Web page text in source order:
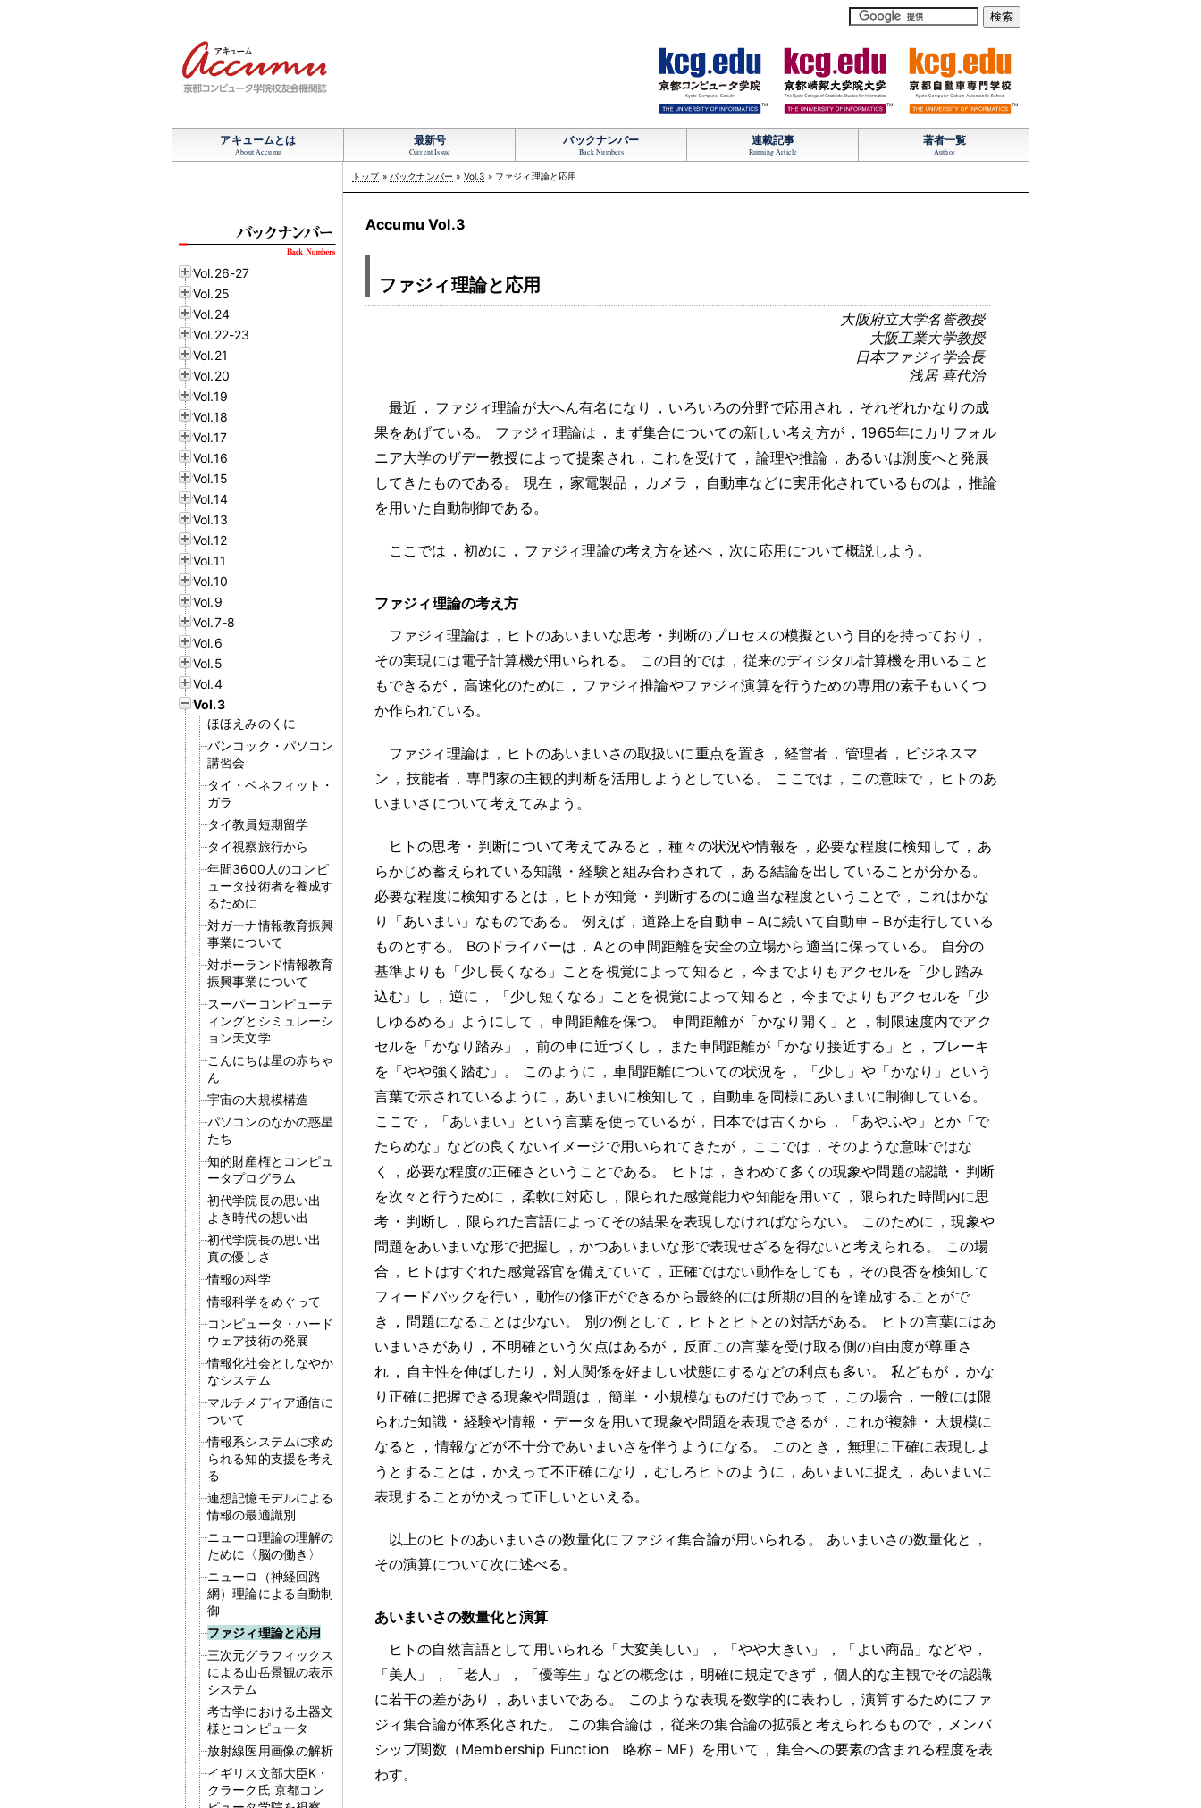
TM TM TM
アキュームとは
About Accumu
最新号
Current Issue
バックナンバー
Back Numbers
連載記事
Running Article
著者一覧
Author
Vol.26-27
Vol.25
Vol.24
Vol.22-23
Vol.21
Vol.20
Vol.19
Vol.18
Vol.17
Vol.16
Vol.15
Vol.14
Vol.13
Vol.12
Vol.11
Vol.10
Vol.9
Vol.7-8
Vol.6
Vol.5
Vol.4
Vol.3
ほほえみのくに
バンコック・パソコン
講習会
タイ・ベネフィット・
ガラ
タイ教員短期留学
タイ視察旅行から
年間3600人のコンピ
ュータ技術者を養成す
るために
対ガーナ情報教育振興
事業について
対ポーランド情報教育
振興事業について
スーパーコンピューテ
ィングとシミュレーシ
ョン天文学
こんにちは星の赤ちゃ
ん
宇宙の大規模構造
パソコンのなかの惑星
たち
知的財産権とコンピュ
ータプログラム
初代学院長の思い出
よき時代の想い出
初代学院長の思い出
真の優しさ
情報の科学
情報科学をめぐって
コンピュータ・ハード
ウェア技術の発展
情報化社会としなやか
なシステム
マルチメディア通信に
ついて
情報系システムに求め
られる知的支援を考え
る
連想記憶モデルによる
情報の最適識別
ニューロ理論の理解の
ために〈脳の働き〉
ニューロ（神経回路
網）理論による自動制
御
ファジィ理論と応用
三次元グラフィックス
による山岳景観の表示
システム
考古学における土器文
様とコンピュータ
放射線医用画像の解析
イギリス文部大臣K・
クラーク氏 京都コン
トップ» バックナンバー » Vol.3 » ファジィ理論と応用
Accumu Vol.3
ファジィ理論と応用
大阪府立大学名誉教授
大阪工業大学教授
日本ファジィ学会長
浅居 喜代治
最近 ， ファジィ理論が大へん有名になり ， いろいろの分野で応用され ， それぞれかなりの成
果をあげている 。 ファジィ理論は ， まず集合についての新しい考え方が ， 1965年にカリフォル
ニア大学のザデー教授によって提案され ， これを受けて ， 論理や推論 ， あるいは測度へと発展
してきたものである 。 現在 ， 家電製品 ， カメラ ， 自動車などに実用化されているものは ， 推論
を用いた自動制御である 。
ここでは ， 初めに ， ファジィ理論の考え方を述べ ， 次に応用について概説しよう 。
ファジィ理論の考え方
ファジィ理論は ， ヒトのあいまいな思考 ・ 判断のプロセスの模擬という目的を持っており ，
その実現には電子計算機が用いられる 。 この目的では ， 従来のディジタル計算機を用いること
もできるが ， 高速化のために ， ファジィ推論やファジィ演算を行うための専用の素子もいくつ
か作られている 。
ファジィ理論は ， ヒトのあいまいさの取扱いに重点を置き ， 経営者 ， 管理者 ， ビジネスマ
ン ， 技能者 ， 専門家の主観的判断を活用しようとしている 。 ここでは ， この意味で ， ヒトのあ
いまいさについて考えてみよう 。
ヒトの思考 ・ 判断について考えてみると ， 種々の状況や情報を ， 必要な程度に検知して ， あ
らかじめ蓄えられている知識 ・ 経験と組み合わされて ， ある結論を出していることが分かる 。
必要な程度に検知するとは ， ヒトが知覚 ・ 判断するのに適当な程度ということで ， これはかな
り「あいまい」なものである 。 例えば ， 道路上を自動車－Aに続いて自動車－Bが走行している
ものとする 。 Bのドライバーは ， Aとの車間距離を安全の立場から適当に保っている 。
自分の
基準よりも「少し長くなる」ことを視覚によって知ると ， 今までよりもアクセルを「少し踏み
込む」し ， 逆に ， 「少し短くなる」ことを視覚によって知ると ， 今までよりもアクセルを「少
しゆるめる」ようにして ， 車間距離を保つ。 車間距離が「かなり開く」と ， 制限速度内でアク
セルを「かなり踏み」
， 前の車に近づくし ， また車間距離が「かなり接近する」と ， ブレーキ
を「やや強く踏む」 。 このように ， 車間距離についての状況を ，
「少し」や「かなり」という
言葉で示されているように ， あいまいに検知して ， 自動車を同様にあいまいに制御している 。
ここで ， 「あいまい」という言葉を使っているが ， 日本では古くから ，
「あやふや」とか「で
たらめな」などの良くないイメージで用いられてきたが ， ここでは ， そのような意味ではな
く
， 必要な程度の正確さということである 。 ヒトは ， きわめて多くの現象や問題の認識 ・ 判断
を次々と行うために ， 柔軟に対応し ， 限られた感覚能力や知能を用いて ， 限られた時間内に思
考 ・ 判断し ， 限られた言語によってその結果を表現しなければならない 。 このために ， 現象や
問題をあいまいな形で把握し ， かつあいまいな形で表現せざるを得ないと考えられる 。
この場
合 ， ヒトはすぐれた感覚器官を備えていて ， 正確ではない動作をしても ， その良否を検知して
フィードバックを行い ， 動作の修正ができるから最終的には所期の目的を達成することがで
き ， 問題になることは少ない。 別の例として ， ヒトとヒトとの対話がある 。
ヒトの言葉にはあ
いまいさがあり
， 不明確という欠点はあるが ， 反面この言葉を受け取る側の自由度が尊重さ
れ ， 自主性を伸ばしたり ， 対人関係を好ましい状態にするなどの利点も多い。 私どもが ， かな
り正確に把握できる現象や問題は ， 簡単 ・ 小規模なものだけであって ， この場合 ， 一般には限
られた知識 ・ 経験や情報 ・ データを用いて現象や問題を表現できるが ， これが複雑 ・ 大規模に
なると ， 情報などが不十分であいまいさを伴うようになる 。 このとき ， 無理に正確に表現しよ
うとすることは ， かえって不正確になり ， むしろヒトのように ， あいまいに捉え ， あいまいに
表現することがかえって正しいといえる 。
以上のヒトのあいまいさの数量化にファジィ集合論が用いられる 。 あいまいさの数量化と ，
その演算について次に述べる 。
あいまいさの数量化と演算
ヒトの自然言語として用いられる「大変美しい」
， 「やや大きい」 ， 「よい商品」などや ，
「美人」
， 「老人」 ， 「優等生」などの概念は ， 明確に規定できず ， 個人的な主観でその認識
に若干の差があり
， あいまいである 。 このような表現を数学的に表わし ， 演算するためにファ
ジィ集合論が体系化された 。 この集合論は ， 従来の集合論の拡張と考えられるもので ， メンバ
シップ関数（Membership Function 略称－MF）を用いて ， 集合への要素の含まれる程度を表
わす。